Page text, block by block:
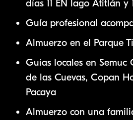
días 11 EN lago Atitlán y
Guía profesional
Almuerzo en el Parque
Guías locales en Semuc
de las Cuevas, Copan
Pacaya
Almuerzo con una